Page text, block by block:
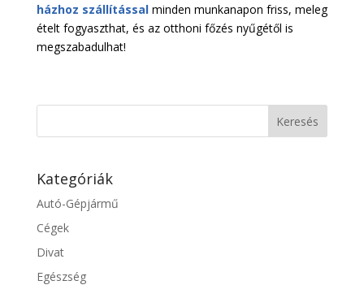
házhoz szállítással minden munkanapon friss, meleg
ételt fogyaszthat, és az otthoni főzés nyűgétől is
megszabadulhat!
Kategóriák
Autó-Gépjármű
Cégek
Divat
Egészség